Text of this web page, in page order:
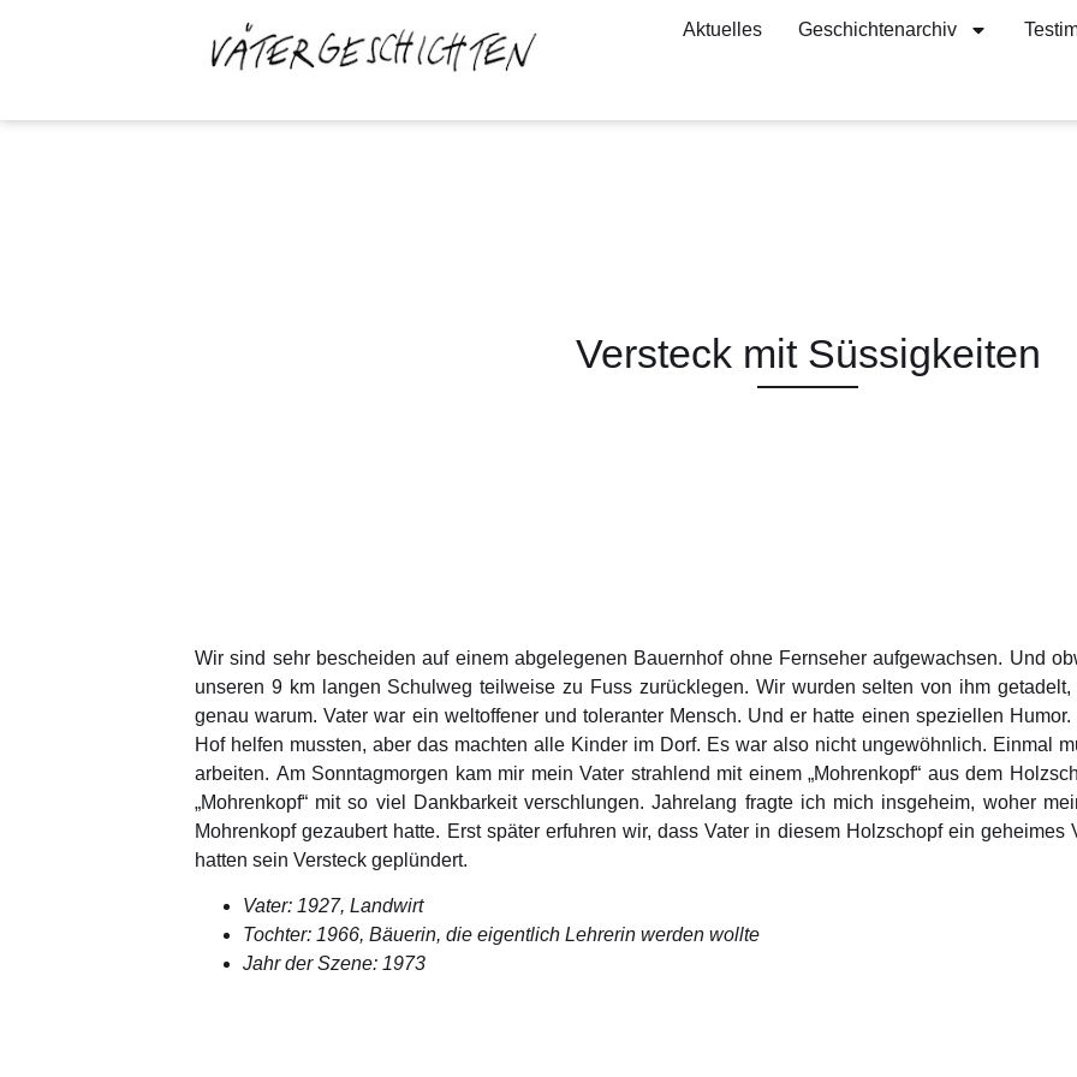
Aktuelles Geschichtenarchiv
Versteck mit Süssigkeiten
Wir sind sehr bescheiden auf einem abgelegenen Bauernhof ohne Fernseher aufgewachsen. Und
unseren 9 km langen Schulweg teilweise zu Fuss zurücklegen. Wir wurden selten von ihm
genau warum. Vater war ein weltoffener und toleranter Mensch. Und er hatte einen speziellen
Hof helfen mussten, aber das machten alle Kinder im Dorf. Es war also nicht ungewöhnlich. Einmal
arbeiten. Am Sonntagmorgen kam mir mein Vater strahlend mit einem „Mohrenkopf“ aus dem
„Mohrenkopf“ mit so viel Dankbarkeit verschlungen. Jahrelang fragte ich mich insgeheim, woher
Mohrenkopf gezaubert hatte. Erst später erfuhren wir, dass Vater in diesem Holzschopf ein
hatten sein Versteck geplündert.
Vater: 1927, Landwirt
Tochter: 1966, Bäuerin, die eigentlich Lehrerin werden wollte
Jahr der Szene: 1973